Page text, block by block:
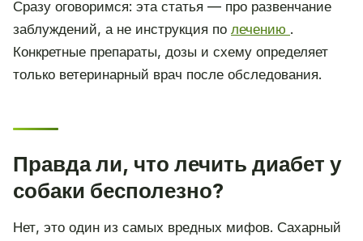
Сразу оговоримся: эта статья — про развенчание
заблуждений, а не инструкция по лечению .
Конкретные препараты, дозы и схему определяет
только ветеринарный врач после обследования.
Правда ли, что лечить диабет у
собаки бесполезно?
Нет, это один из самых вредных мифов. Сахарный